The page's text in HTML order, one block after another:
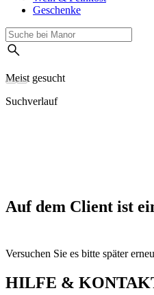
Geschenke
Meist gesucht
Suchverlauf
Auf dem Client ist
Versuchen Sie es bitte später
HILFE &